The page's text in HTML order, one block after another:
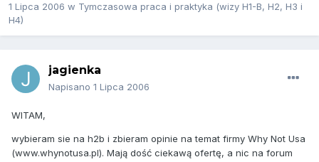
1 Lipca 2006 w Tymczasowa praca i praktyka (wizy H1-B, H2, H3 i
H4)
jagienka
Napisano 1 Lipca 2006
WITAM,
wybieram sie na h2b i zbieram opinie na temat firmy Why Not Usa
(www.whynotusa.pl). Mają dość ciekawą ofertę, a nic na forum